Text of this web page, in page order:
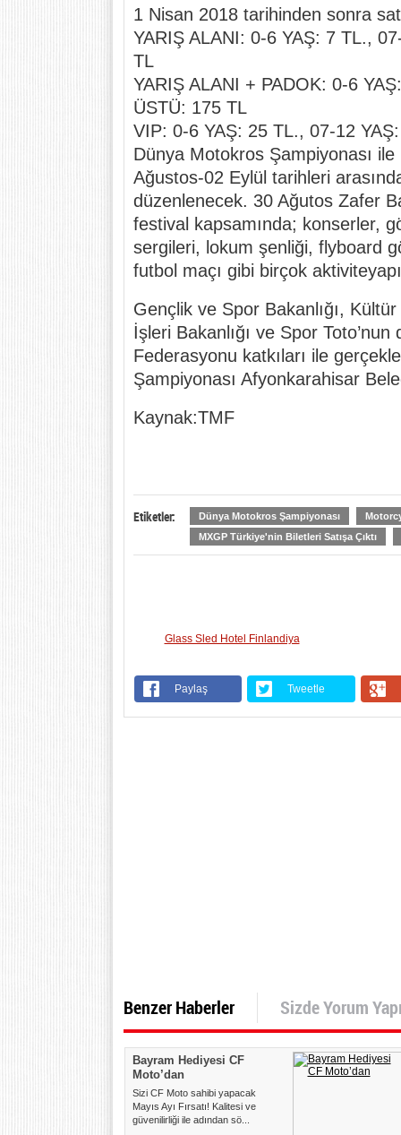
1 Nisan 2018 tarihinden sonra
YARIŞ ALANI: 0-6 YAŞ: 7 TL.,
TL
YARIŞ ALANI + PADOK: 0-6
ÜSTÜ: 175 TL
VIP: 0-6 YAŞ: 25 TL., 07-12
Dünya Motokros Şampiyonası
Ağustos-02 Eylül tarihleri
düzenlenecek. 30 Ağutos Zafer
festival kapsamında; konserler,
sergileri, lokum şenliği, flyboard
futbol maçı gibi birçok
Gençlik ve Spor Bakanlığı,
İşleri Bakanlığı ve Spor
Federasyonu katkıları ile
Şampiyonası Afyonkarahisar
Kaynak:TMF
Etiketler: Dünya Motokros Şampiyonası
MXGP Türkiye'nin Biletleri Satışa Çıktı
Glass Sled Hotel Finlandiya
Paylaş Tweetle
Benzer Haberler Sizde Yorum
Bayram Hediyesi CF
Moto’dan
Sizi CF Moto sahibi yapacak
Mayıs Ayı Fırsatı! Kalitesi ve
güvenilirliği ile adından sö...